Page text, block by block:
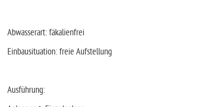
Abwasserart: fäkalienfrei
Einbausituation: freie Aufstellung
Ausführung: